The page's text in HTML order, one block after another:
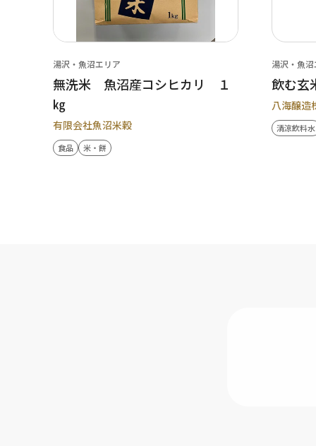
湯沢・魚沼エリア
無洗米 魚沼産コシヒカリ １
㎏
有限会社魚沼米穀
食品 米・餅
湯沢・魚
飲む玄
八海醸造
清涼飲料水